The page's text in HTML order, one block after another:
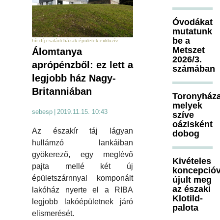
hír díj családi házak épületek exkluzív
Álomtanya
aprópénzből: ez lett a
legjobb ház Nagy-
Britanniában
sebesp | 2019.11.15. 10:43
Az északír táj lágyan
hullámzó lankáiban
gyökerező, egy meglévő
pajta mellé két új
épületszárnnyal komponált
lakóház nyerte el a RIBA
legjobb lakóépületnek járó
elismerését.
Óvodákat
mutatunk
be a
Metszet
2026/3.
számában
melyek
szíve
oázisként
dobog
Kivételes
újult meg
az északi
Klotild-
palota